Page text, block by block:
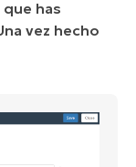
has
vez hecho